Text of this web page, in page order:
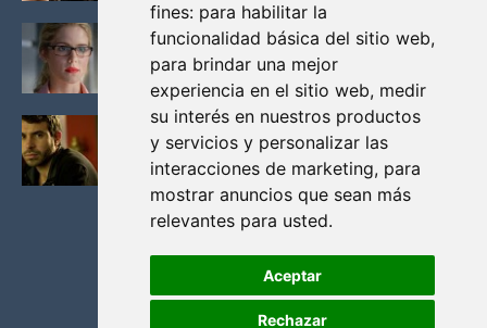
fines: para habilitar la
funcionalidad básica del sitio web,
para brindar una mejor
experiencia en el sitio web, medir
su interés en nuestros productos
y servicios y personalizar las
interacciones de marketing, para
mostrar anuncios que sean más
relevantes para usted.
Aceptar
Rechazar
FELICITY (EMILY BETT RICKARDS), LAS FOTOS
MAS BONITAS DE LA ALIADA DE ARROW
Noviembre 30, 2013
BLACK MIRROR: TODA TU HISTORIA. EPISODIO 3.
LA CRITICA
Mayo 17, 2012